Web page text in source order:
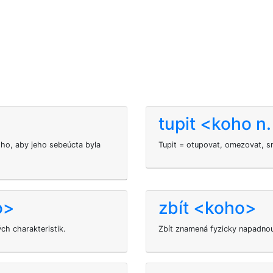
aby jeho sebeúcta byla
tupit <koho
Tupit = otupovat, omezovat,
charakteristik.
zbít <koho>
Zbít znamená fyzicky